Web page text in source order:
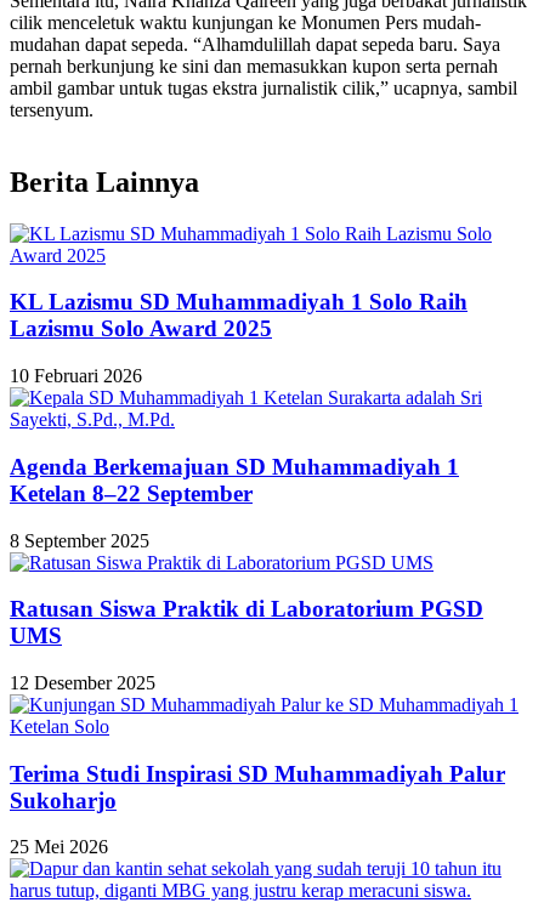
cilik menceletuk waktu kunjungan ke Monumen Pers mudah-
mudahan dapat sepeda. “Alhamdulillah dapat sepeda baru. Saya
pernah berkunjung ke sini dan memasukkan kupon serta pernah
ambil gambar untuk tugas ekstra jurnalistik cilik,” ucapnya, sambil
tersenyum.
Berita Lainnya
KL Lazismu SD Muhammadiyah 1 Solo Raih
Lazismu Solo Award 2025
10 Februari 2026
Agenda Berkemajuan SD Muhammadiyah 1
Ketelan 8–22 September
8 September 2025
Ratusan Siswa Praktik di Laboratorium PGSD
UMS
12 Desember 2025
Terima Studi Inspirasi SD Muhammadiyah Palur
Sukoharjo
25 Mei 2026